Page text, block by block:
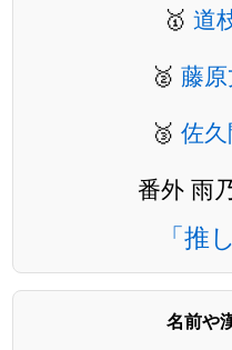
🥇 道
🥈 藤
🥉 佐
番外 雨
「推
名前や